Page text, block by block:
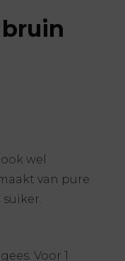
bruin
wel
van pure
Voor 1